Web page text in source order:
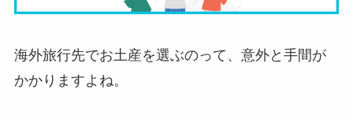
海外旅行先でお土産を選ぶのって、意外と手間が
かかりますよね。